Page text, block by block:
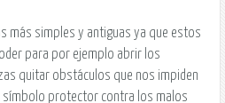
más simples y antiguas ya que estos
para por ejemplo abrir los
quitar obstáculos que nos impiden
símbolo protector contra los malos